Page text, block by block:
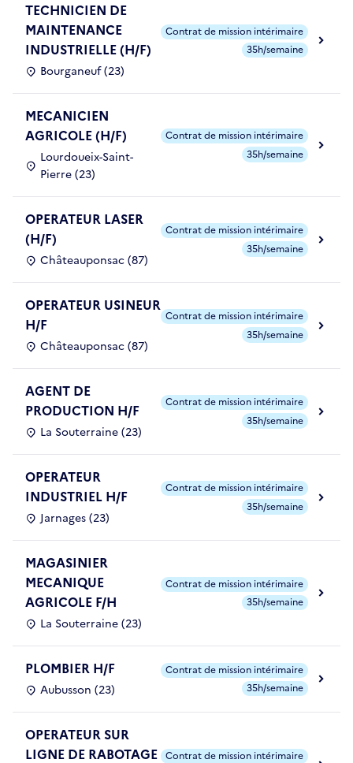
TECHNICIEN DE
MAINTENANCE
INDUSTRIELLE (H/F)
Bourganeuf (23)
Contrat de mission intérimaire
35h/semaine
MECANICIEN
AGRICOLE (H/F)
Lourdoueix-Saint-
Pierre (23)
Contrat de mission intérimaire
35h/semaine
OPERATEUR LASER
(H/F)
Châteauponsac (87)
Contrat de mission intérimaire
35h/semaine
OPERATEUR USINEUR
H/F
Châteauponsac (87)
Contrat de mission intérimaire
35h/semaine
AGENT DE
PRODUCTION H/F
La Souterraine (23)
Contrat de mission intérimaire
35h/semaine
OPERATEUR
INDUSTRIEL H/F
Jarnages (23)
Contrat de mission intérimaire
35h/semaine
MAGASINIER
MECANIQUE
AGRICOLE F/H
La Souterraine (23)
Contrat de mission intérimaire
35h/semaine
PLOMBIER H/F
Aubusson (23)
Contrat de mission intérimaire
35h/semaine
OPERATEUR SUR
LIGNE DE RABOTAGE Contrat de mission intérimaire